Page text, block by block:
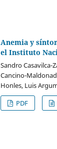
Anemia y
el Instituto
Sandro Casavilca-
Cancino-
Honles, Luis
PDF